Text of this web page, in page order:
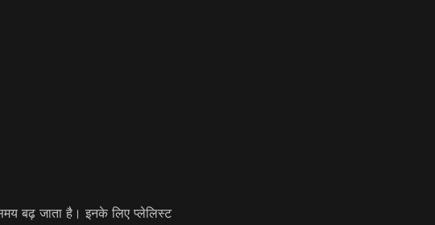
बढ़ जाता है। इनके लिए प्लेलिस्ट